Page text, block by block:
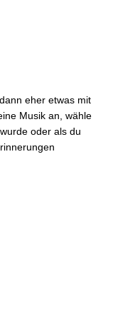
eher etwas mit
Musik an, wähle
oder als du